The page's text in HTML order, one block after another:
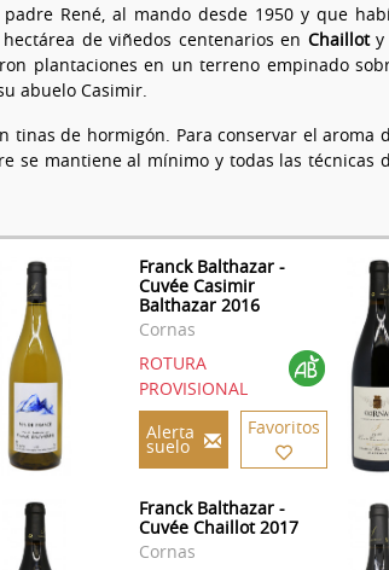
René, al mando desde 1950 y que
de viñedos centenarios en Chailloty
plantaciones en un terreno empinado
abuelo Casimir.
tinas de hormigón. Para conservar el aroma
se mantiene al mínimo y todas las técnicas
Franck Balthazar -
Cuvée Casimir
Balthazar 2016
Cornas
ROTURA
PROVISIONAL
Alerta
suelo
Favoritos
Franck Balthazar -
Cuvée Chaillot 2017
Cornas